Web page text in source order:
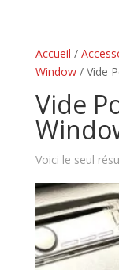
Accueil /
Window/ Vide
Vide
Voici le seul